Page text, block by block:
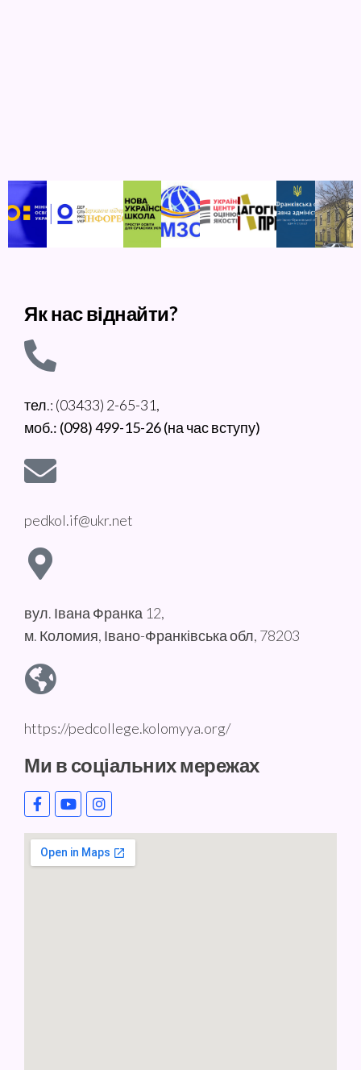
Як нас віднайти?
тел.: (03433) 2-65-31,
моб.: (098) 499-15-26 (на час вступу)
pedkol.if@ukr.net
вул. Івана Франка 12,
м. Коломия, Івано-Франківська обл, 78203
https://pedcollege.kolomyya.org/
Ми в соціальних мережах